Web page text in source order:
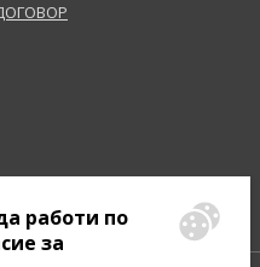
работи по
за